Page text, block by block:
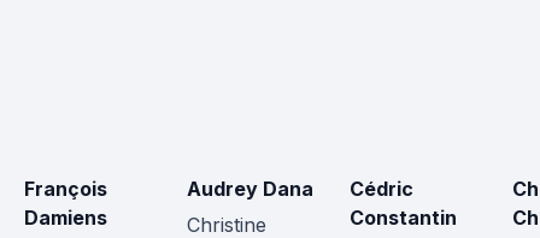
François
Damiens
Audrey Dana
Christine
Cédric
Constantin